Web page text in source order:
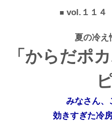
■vol.１１４
夏の冷え
「からだポ
みなさん、
効きすぎた冷